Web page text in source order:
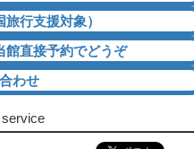
行支援対象）
館直接予約でどうぞ
わせ